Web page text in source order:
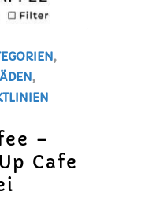
,
,
–
Cafe